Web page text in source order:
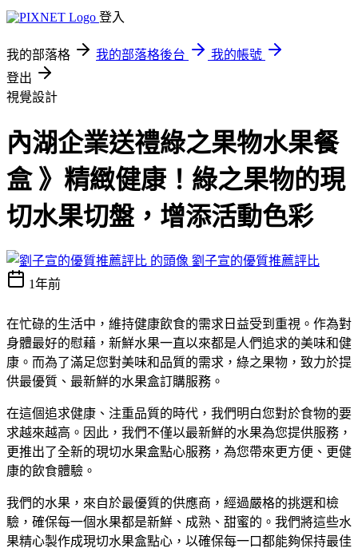
登入
我的部落格 我的部落格後台
我的帳號
登出
視覺設計
內湖企業送禮綠之果物水果餐
盒 》精緻健康！綠之果物的現
切水果切盤，增添活動色彩
劉子宣的優質推薦評比
1年前
在忙碌的生活中，維持健康飲食的需求日益受到重視。作為對
身體最好的慰藉，新鮮水果一直以來都是人們追求的美味和健
康。而為了滿足您對美味和品質的需求，綠之果物，致力於提
供最優質、最新鮮的水果盒訂購服務。
在這個追求健康、注重品質的時代，我們明白您對於食物的要
求越來越高。因此，我們不僅以最新鮮的水果為您提供服務，
更推出了全新的現切水果盒點心服務，為您帶來更方便、更健
康的飲食體驗。
我們的水果，來自於最優質的供應商，經過嚴格的挑選和檢
驗，確保每一個水果都是新鮮、成熟、甜蜜的。我們將這些水
果精心製作成現切水果盒點心，以確保每一口都能夠保持最佳